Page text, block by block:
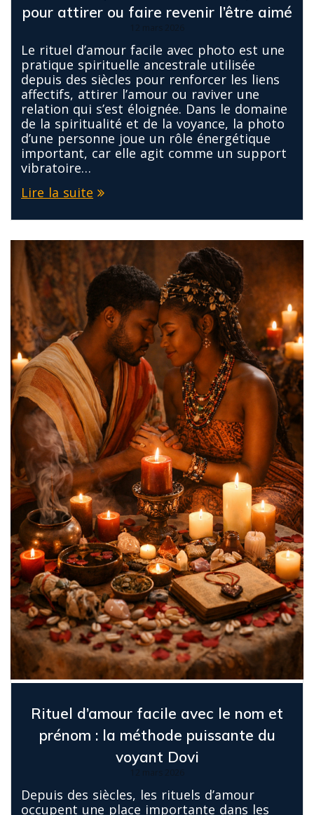
pour attirer ou faire revenir l’être aimé
Le rituel d’amour facile avec photo est une
pratique spirituelle ancestrale utilisée
depuis des siècles pour renforcer les liens
affectifs, attirer l’amour ou raviver une
relation qui s’est éloignée. Dans le domaine
de la spiritualité et de la voyance, la photo
d’une personne joue un rôle énergétique
important, car elle agit comme un support
vibratoire…
Lire la suite
Rituel d’amour facile avec le nom et
prénom : la méthode puissante du
voyant Dovi
Depuis des siècles, les rituels d’amour
occupent une place importante dans les